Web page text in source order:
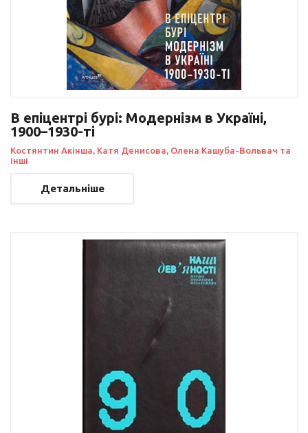
В епіцентрі бурі: Модернізм в Україні,
1900–1930-ті
Костянтин Акінша, Катя Денисова, Олена Кашуба-Вольвач та
інші
Детальніше